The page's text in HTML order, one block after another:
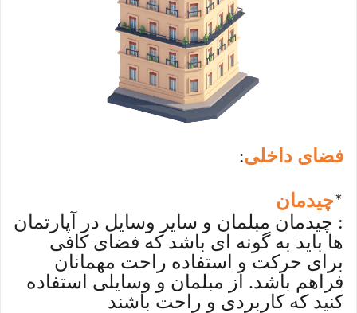
فضای داخلی:
*چیدمان
: چیدمان مبلمان و سایر وسایل در آپارتمان
ها باید به گونه ای باشد که فضای کافی
برای حرکت و استفاده راحت مهمانان
فراهم باشد. از مبلمان و وسایلی استفاده
کنید که کاربردی و راحت باشند